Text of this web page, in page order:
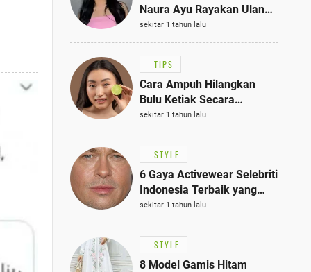
Naura Ayu Rayakan Ulang
Tahun di Panti Asuhan,
Terlihat Anggun dengan
Kaftan Cokelat
sekitar 1 tahun lalu
TIPS
Cara Ampuh Hilangkan
Bulu Ketiak Secara
Permanen dalam 5
Langkah Sederhana
sekitar 1 tahun lalu
STYLE
6 Gaya Activewear Selebriti
Indonesia Terbaik yang
Bisa Jadi Inspirasi
Fashionmu
sekitar 1 tahun lalu
STYLE
8 Model Gamis Hitam